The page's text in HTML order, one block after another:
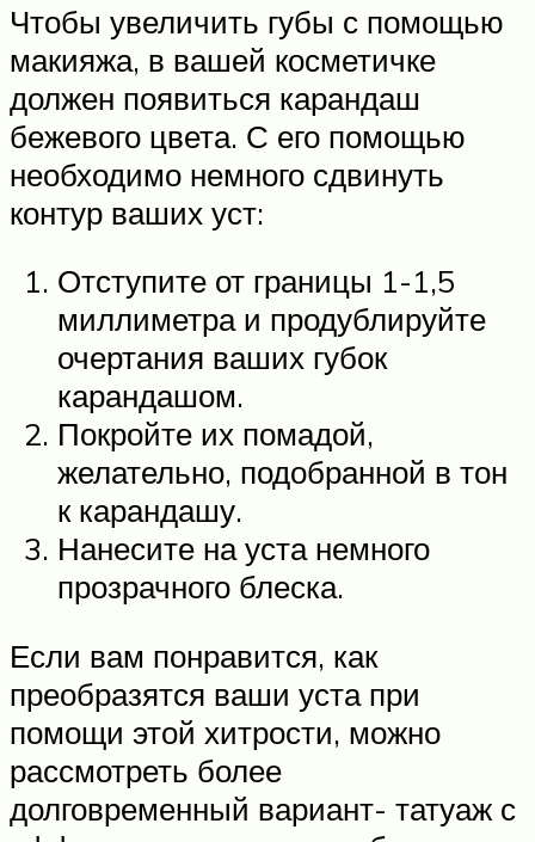
Чтобы увеличить губы с помощью
макияжа, в вашей косметичке
должен появиться карандаш
бежевого цвета. С его помощью
необходимо немного сдвинуть
контур ваших уст:
Отступите от границы 1-1,5
миллиметра и продублируйте
очертания ваших губок
карандашом.
Покройте их помадой,
желательно, подобранной в тон
к карандашу.
Нанесите на уста немного
прозрачного блеска.
Если вам понравится, как
преобразятся ваши уста при
помощи этой хитрости, можно
рассмотреть более
долговременный вариант- татуаж с